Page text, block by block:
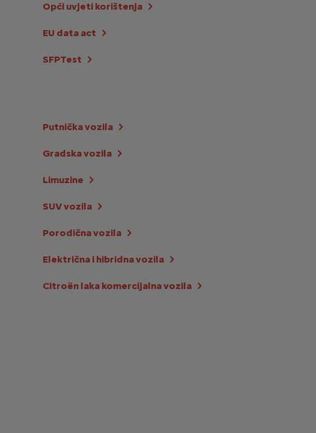
Opći uvjeti korištenja
EU data act
SFPTest
Putnička vozila
Gradska vozila
Limuzine
SUV vozila
Porodična vozila
Električna i hibridna vozila
Citroën laka komercijalna vozila